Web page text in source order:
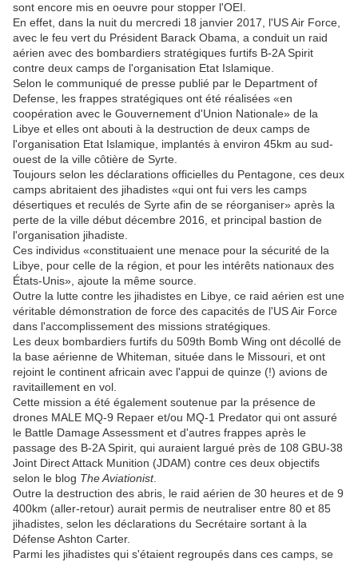
sont encore mis en oeuvre pour stopper l'OEI.
En effet, dans la nuit du mercredi 18 janvier 2017, l'US Air Force,
avec le feu vert du Président Barack Obama, a conduit un raid
aérien avec des bombardiers stratégiques furtifs B-2A Spirit
contre deux camps de l'organisation Etat Islamique.
Selon le communiqué de presse publié par le Department of
Defense, les frappes stratégiques ont été réalisées «en
coopération avec le Gouvernement d'Union Nationale» de la
Libye et elles ont abouti à la destruction de deux camps de
l'organisation Etat Islamique, implantés à environ 45km au sud-
ouest de la ville côtière de Syrte.
Toujours selon les déclarations officielles du Pentagone, ces deux
camps abritaient des jihadistes «qui ont fui vers les camps
désertiques et reculés de Syrte afin de se réorganiser» après la
perte de la ville début décembre 2016, et principal bastion de
l'organisation jihadiste.
Ces individus «constituaient une menace pour la sécurité de la
Libye, pour celle de la région, et pour les intérêts nationaux des
États-Unis», ajoute la même source.
Outre la lutte contre les jihadistes en Libye, ce raid aérien est une
véritable démonstration de force des capacités de l'US Air Force
dans l'accomplissement des missions stratégiques.
Les deux bombardiers furtifs du 509th Bomb Wing ont décollé de
la base aérienne de Whiteman, située dans le Missouri, et ont
rejoint le continent africain avec l'appui de quinze (!) avions de
ravitaillement en vol.
Cette mission a été également soutenue par la présence de
drones MALE MQ-9 Repaer et/ou MQ-1 Predator qui ont assuré
le Battle Damage Assessment et d'autres frappes après le
passage des B-2A Spirit, qui auraient largué près de 108 GBU-38
Joint Direct Attack Munition (JDAM) contre ces deux objectifs
selon le blog The Aviationist.
Outre la destruction des abris, le raid aérien de 30 heures et de 9
400km (aller-retour) aurait permis de neutraliser entre 80 et 85
jihadistes, selon les déclarations du Secrétaire sortant à la
Défense Ashton Carter.
Parmi les jihadistes qui s'étaient regroupés dans ces camps, se